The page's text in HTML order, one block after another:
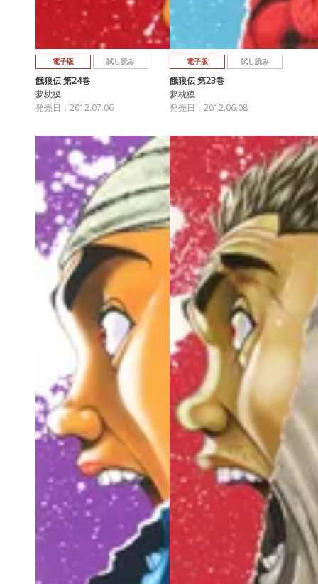
電子版 試し読み
餓狼伝 第24巻
夢枕獏
発売日：2012.07.06
電子版 試し読み
餓狼伝 第23巻
夢枕獏
発売日：2012.06.08